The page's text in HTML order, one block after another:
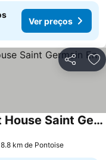
Ver preços
Partilhar
Private Suite - Luxury Guest House Saint Germain En Laye
km de Pontoise